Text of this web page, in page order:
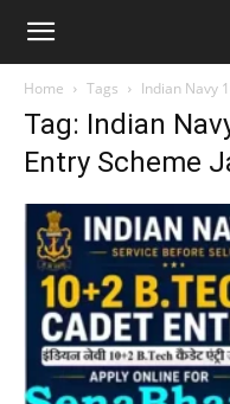
Home Tags Indian Navy
Tag: Indian
Entry Scheme